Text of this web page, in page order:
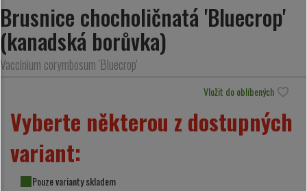
Brusnice chocholičnatá 'Bluecrop'
(kanadská borůvka)
Vaccinium corymbosum 'Bluecrop'
Vložit do oblíbených
Vyberte některou z dostupných
variant:
Pouze varianty skladem